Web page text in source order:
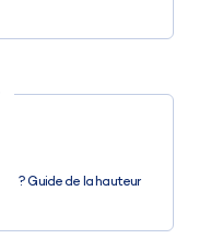
?Guide de la hauteur